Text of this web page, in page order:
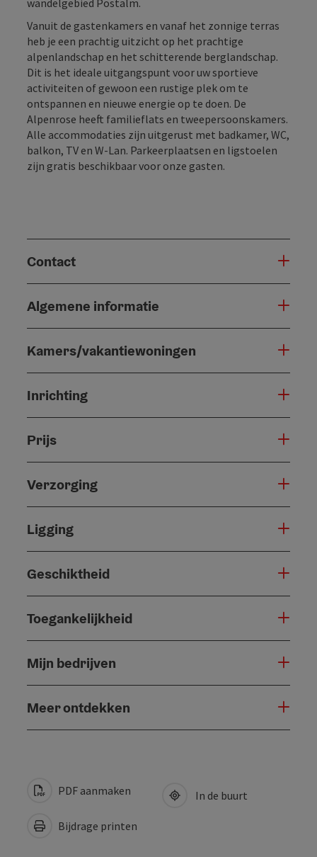
Vanuit de gastenkamers en vanaf het zonnige terras
heb je een prachtig uitzicht op het prachtige
alpenlandschap en het schitterende berglandschap.
Dit is het ideale uitgangspunt voor uw sportieve
activiteiten of gewoon een rustige plek om te
ontspannen en nieuwe energie op te doen. De
Alpenrose heeft familieflats en tweepersoonskamers.
Alle accommodaties zijn uitgerust met badkamer, WC,
balkon, TV en W-Lan. Parkeerplaatsen en ligstoelen
zijn gratis beschikbaar voor onze gasten.
Contact
Algemene informatie
Kamers/vakantiewoningen
Inrichting
Prijs
Verzorging
Ligging
Geschiktheid
Toegankelijkheid
Mijn bedrijven
Meer ontdekken
PDF aanmaken
Bijdrage printen
In de buurt